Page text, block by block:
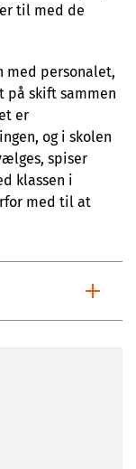
til med de
med personalet,
på skift sammen
er
og i skolen
spiser
klassen i
med til at